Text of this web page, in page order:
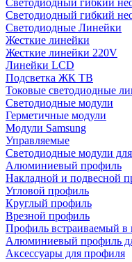
Светодиодный гибкий
Светодиодный гибкий
Светодиодные Линейки
Жесткие линейки
Жесткие линейки 220V
Линейки LCD
Подсветка ЖК ТВ
Токовые светодиодные
Светодиодные модули
Герметичные модули
Модули Samsung
Управляемые
Светодиодные модули
Алюминиевый профиль
Накладной и подвесной
Угловой профиль
Круглый профиль
Врезной профиль
Профиль встраиваемый в
Алюминиевый профиль
Аксессуары для профиля